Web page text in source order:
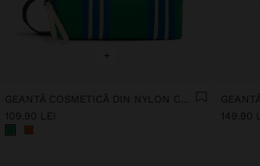
+
109.90 LEI
149.90